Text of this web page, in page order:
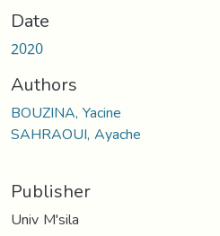
Date
2020
Authors
BOUZINA, Yacine
SAHRAOUI, Ayache
Publisher
Univ M'sila